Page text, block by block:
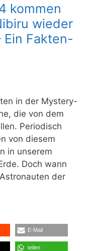
kommen
wieder
Ein Fakten-
in der Mystery-
die von dem
Periodisch
von diesem
in unserem
Doch wann
der
E-Mail
teilen